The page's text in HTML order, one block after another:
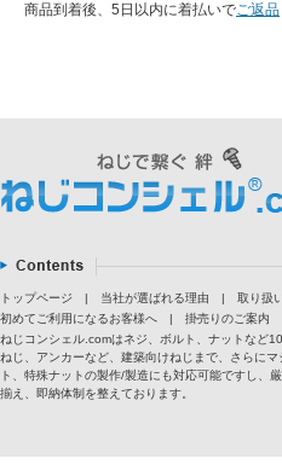
商品到着後、5日以内に着払いでご返品
トップページ | 当社が選ばれる理由 | 取り扱
初めてご利用になるお客様へ
| 掛売りのご案内
ねじコンシェル.comはネジ、ボルト、ナットなど
ねじ、アンカーなど、建築向けねじまで、さらに
ト、特殊ナットの製作/製造にも対応可能ですし、
揃え、即納体制を整えております。